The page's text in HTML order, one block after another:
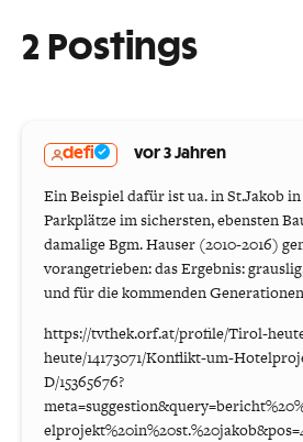
2 Postings
defi vor 3 Jahren
Ein Beispiel dafür ist ua. in St.Jakob
Parkplätze im sichersten, ebensten
damalige Bgm. Hauser (2010-2016)
vorangetrieben: das Ergebnis:
und für die kommenden
https://tvthek.orf.at/profile/Tirol-
heute/14173071/Konflikt-um-
D/15365676?